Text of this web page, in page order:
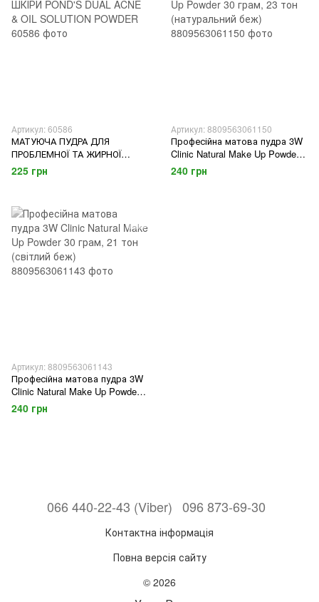
Артикул: 60586
МАТУЮЧА ПУДРА ДЛЯ
ПРОБЛЕМНОЇ ТА ЖИРНОЇ
ШКІРИ POND'S DUAL ACNE &
OIL SOLUTION POWDER
225 грн
Артикул: 8809563061150
Професійна матова пудра 3W
Clinic Natural Make Up Powder
30 грам, 23 тон (натуральний
беж)
240 грн
Артикул: 8809563061143
Професійна матова пудра 3W
Clinic Natural Make Up Powder
30 грам, 21 тон (світлий беж)
240 грн
066 440-22-43 (Viber) 096 873-69-30
Контактна інформація
Повна версія сайту
© 2026